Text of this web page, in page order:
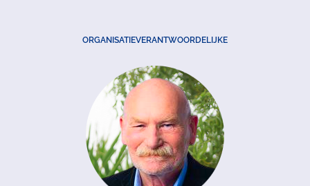
ORGANISATIEVERANTWOORDELIJKE